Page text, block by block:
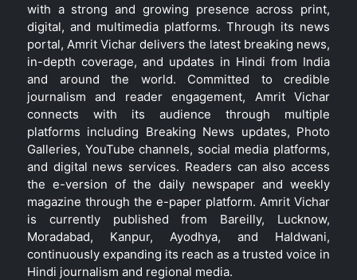
with a strong and growing presence across print,
digital, and multimedia platforms. Through its news
portal, Amrit Vichar delivers the latest breaking news,
in-depth coverage, and updates in Hindi from India
and around the world. Committed to credible
journalism and reader engagement, Amrit Vichar
connects with its audience through multiple
platforms including Breaking News updates, Photo
Galleries, YouTube channels, social media platforms,
and digital news services. Readers can also access
the e-version of the daily newspaper and weekly
magazine through the e-paper platform. Amrit Vichar
is currently published from Bareilly, Lucknow,
Moradabad, Kanpur, Ayodhya, and Haldwani,
continuously expanding its reach as a trusted voice in
Hindi journalism and regional media.